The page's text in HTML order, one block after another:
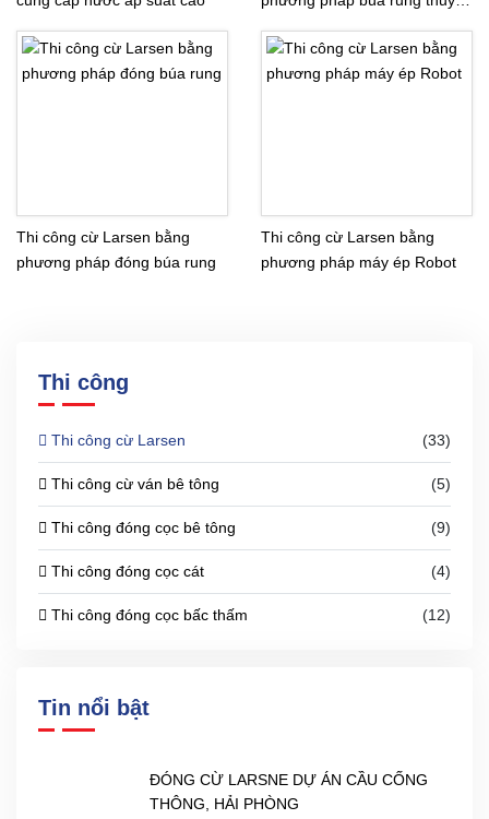
Thi công cừ Larsen bằng
phương pháp đóng búa rung
Thi công cừ Larsen bằng
phương pháp máy ép Robot
Thi công
Thi công cừ Larsen (33)
Thi công cừ ván bê tông (5)
Thi công đóng cọc bê tông (9)
Thi công đóng cọc cát (4)
Thi công đóng cọc bấc thấm (12)
Tin nổi bật
ĐÓNG CỪ LARSNE DỰ ÁN CẦU CỐNG
THÔNG, HẢI PHÒNG